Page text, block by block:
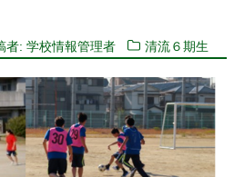
者: 学校情報管理者 清流６期生